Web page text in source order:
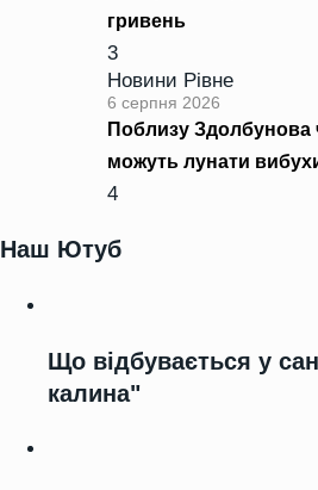
гривень
3
Новини Рівне
6 серпня 2026
Поблизу Здолбунова
можуть лунати
4
Наш Ютуб
Що відбувається у
калина"